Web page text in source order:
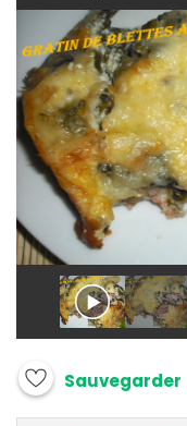
Sauvegarder